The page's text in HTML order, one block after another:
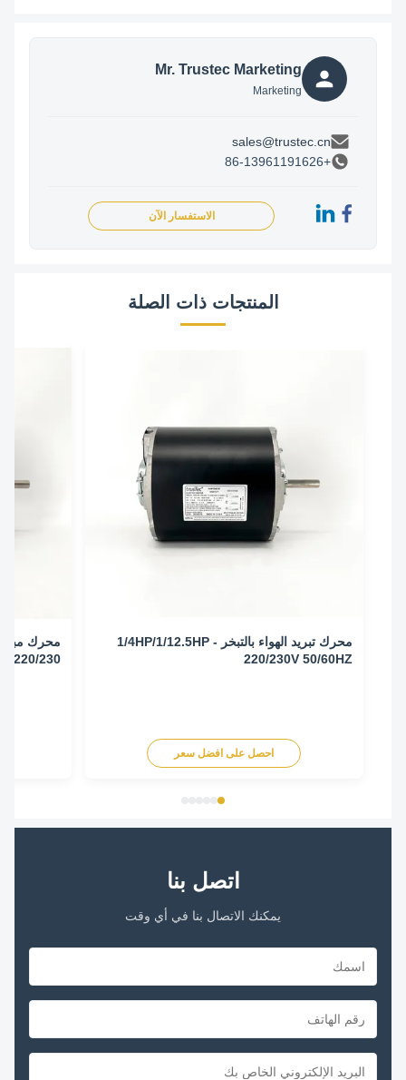
Mr. Trustec Marketing
Marketing
sales@trustec.cn
الاستفسار الآن
المنتجات ذات الصلة
محرك تبريد الهواء بالتبخر - 1/4HP/1/12.5HP
220/230V 50/60HZ
احصل على افضل سعر
اتصل بنا
يمكنك الاتصال بنا في أي وقت